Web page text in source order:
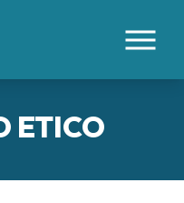
ETICO